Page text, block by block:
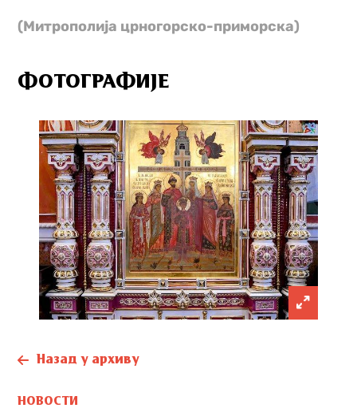
(Митрополија црногорско-приморска)
ФОТОГРАФИЈЕ
Назад у архиву
НОВОСТИ